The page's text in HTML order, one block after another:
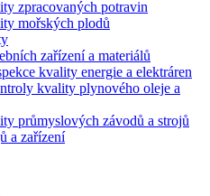
zpracovaných potravin
mořských plodů
zařízení a materiálů
kvality energie a elektráren
kvality plynového oleje a
průmyslových závodů a strojů
a zařízení